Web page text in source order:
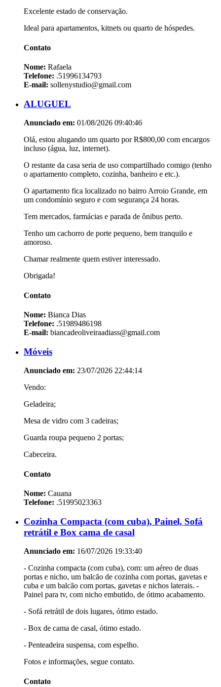
Excelente estado de conservação.
Ideal para apartamentos, kitnets ou quarto de hóspedes.
Contato
Nome: Rafaela
Telefone: .51996134793
E-mail: sollenystudio@gmail.com
ALUGUEL
Anunciado em: 01/08/2026 09:40:46
Olá, estou alugando um quarto por R$800,00 com encargos
incluso (água, luz, internet).
O restante da casa seria de uso compartilhado comigo (tenho
o apartamento completo, cozinha, banheiro e etc.).
O apartamento fica localizado no bairro Arroio Grande, em
um condomínio seguro e com segurança 24 horas.
Tem mercados, farmácias e parada de ônibus perto.
Tenho um cachorro de porte pequeno, bem tranquilo e
amoroso.
Chamar realmente quem estiver interessado.
Obrigada!
Contato
Nome: Bianca Dias
Telefone: .51989486198
E-mail: biancadeoliveiraadiass@gmail.com
Móveis
Anunciado em: 23/07/2026 22:44:14
Vendo:
Geladeira;
Mesa de vidro com 3 cadeiras;
Guarda roupa pequeno 2 portas;
Cabeceira.
Contato
Nome: Cauana
Telefone: .51995023363
Cozinha Compacta (com cuba), Painel, Sofá
retrátil e Box cama de casal
Anunciado em: 16/07/2026 19:33:40
- Cozinha compacta (com cuba), com: um aéreo de duas
portas e nicho, um balcão de cozinha com portas, gavetas e
cuba e um balcão com portas, gavetas e nichos laterais. -
Painel para tv, com nicho embutido, de ótimo acabamento.
- Sofá retrátil de dois lugares, ótimo estado.
- Box de cama de casal, ótimo estado.
- Penteadeira suspensa, com espelho.
Fotos e informações, segue contato.
Contato